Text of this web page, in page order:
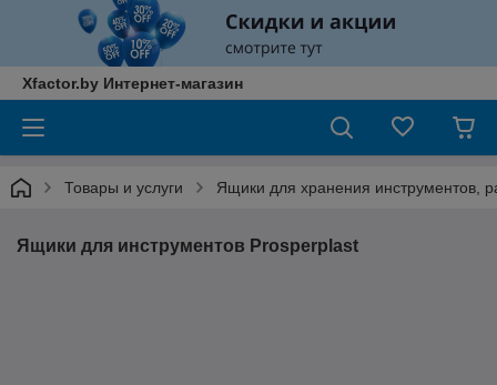
Xfactor.by Интернет-магазин
Товары и услуги Ящики для хранения инструментов,
Ящики для инструментов Prosperplast